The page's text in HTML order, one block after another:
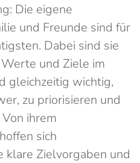
Die eigene
und Freunde sind für
Dabei sind sie
und Ziele im
gleichzeitig wichtig,
zu priorisieren und
ihrem
sich
klare Zielvorgaben und